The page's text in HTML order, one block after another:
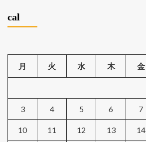
cal
月 火 水 木 金
3 4 5 6 7
10 11 12 13 14